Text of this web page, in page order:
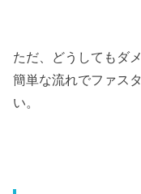
ただ、どうしてもダ
簡単な流れでファス
い。